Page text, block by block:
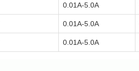
0.01A-5.0A
0.01A-5.0A
0.01A-5.0A